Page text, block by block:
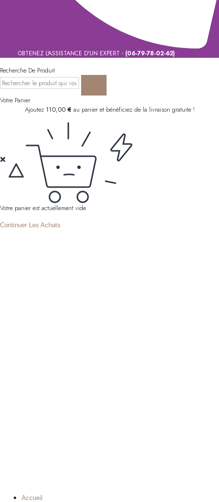
OBTENEZ L'ASSISTANCE D'UN EXPERT - (06-79-78-02-62)
Recherche De Produit
Votre Panier
Ajoutez 110,00 € au panier et bénéficiez de la livraison gratuite !
Votre panier est actuellement vide
Continuer Les Achats
Accueil